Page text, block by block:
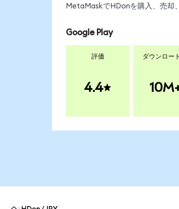
MetaMaskでHDonを購入、売却
Google Play
評価
4.4
ダウンロー